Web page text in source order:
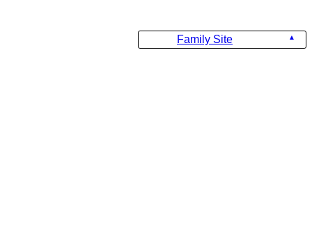
Family Site